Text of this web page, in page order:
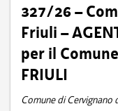
327/26 –
Friuli –
per il
FRIULI
Comune di Cervignano